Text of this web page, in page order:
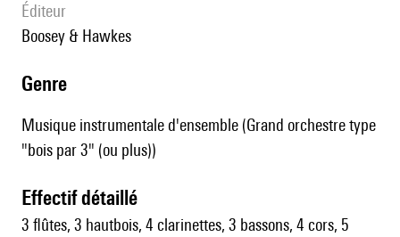
éditeur
Boosey & Hawkes
genre
Musique instrumentale d'ensemble (Grand orchestre type
"bois par 3" (ou plus))
effectif détaillé
3 flûtes, 3 hautbois, 4 clarinettes, 3 bassons, 4 cors, 5